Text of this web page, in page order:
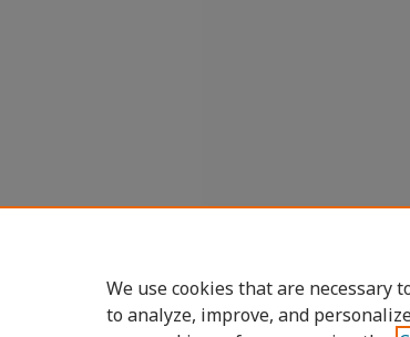
We use cookies that are necessary
to analyze, improve, and